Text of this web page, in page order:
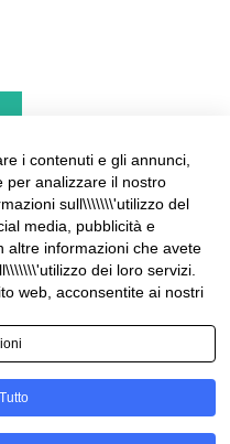
& HAMPTONS –
LIGURIA
i contenuti e gli annunci,
per analizzare il nostro
sull\\\\\\\'utilizzo del
media, pubblicità e
altre informazioni che avete
dei loro servizi.
web, acconsentite ai nostri